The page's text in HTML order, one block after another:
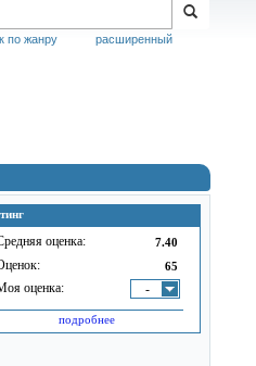
расширенный
по жанру
оценка: 7.40
65
оценка: -
подробнее